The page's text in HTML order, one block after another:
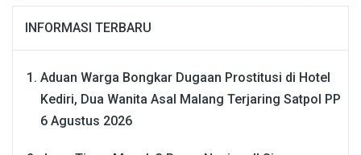
INFORMASI TERBARU
Aduan Warga Bongkar Dugaan Prostitusi di Hotel
Kediri, Dua Wanita Asal Malang Terjaring Satpol PP
6 Agustus 2026